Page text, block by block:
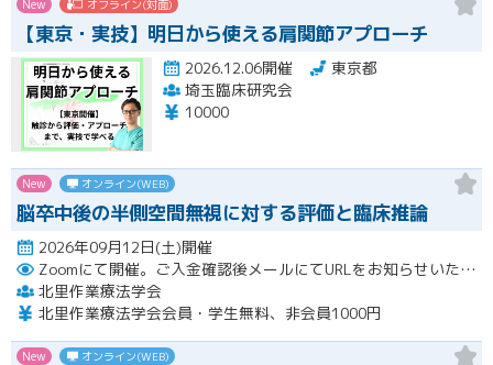
New オフライン(対面)
【東京・実技】明日から使える肩関節アプローチ
2026.12.06開催
東京都
埼玉臨床研究会
10000
New オンライン(WEB)
脳卒中後の半側空間無視に対する評価と臨床推論
2026年09月12日(土)開催
Zoomにて開催。ご入金確認後メールにてURLをお知らせいたします。
北里作業療法学会
北里作業療法学会会員・学生無料、非会員1000円
New オンライン(WEB)